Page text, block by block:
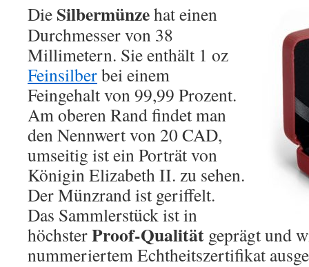
Die Silbermünzehat einen
Durchmesser von 38
Millimetern. Sie enthält 1 oz
Feinsilberbei einem
Feingehalt von 99,99 Prozent.
Am oberen Rand findet man
den Nennwert von 20 CAD,
umseitig ist ein Porträt von
Königin Elizabeth II. zu sehen.
Der Münzrand ist geriffelt.
Das Sammlerstück ist in
höchsterProof-Qualität geprägt und
nummeriertem Echtheitszertifikat